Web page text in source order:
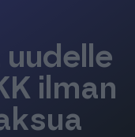
ilman